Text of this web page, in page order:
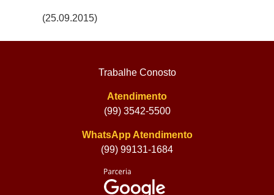
(25.09.2015)
Trabalhe Conosto
Atendimento
(99) 3542-5500
WhatsApp Atendimento
(99) 99131-1684